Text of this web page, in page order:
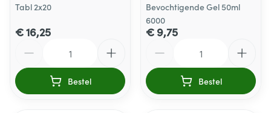
Tabl 2x20
€ 16,25
Bestel
Bevochtigende Gel 50ml
6000
€ 9,75
Bestel